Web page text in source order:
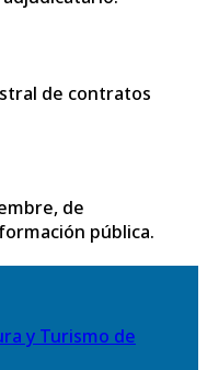
de contratos
de
pública.